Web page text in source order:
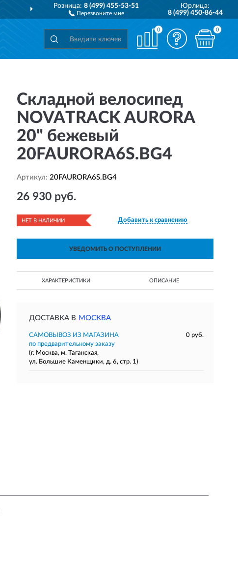
ДОСТАВИМ ПО ВСЕЙ РОССИИ
Розница:8 (499) 455-53-51
Перезвоните мне
Юрлица:
8 (499) 450-86-44
0 0
Складной велосипед
NOVATRACK AURORA
20" бежевый
20FAURORA6S.BG4
Артикул: 20FAURORA6S.BG4
26 930 руб.
НЕТ В НАЛИЧИИ Добавить к сравнению
УВЕДОМИТЬ О ПОСТУПЛЕНИИ
ХАРАКТЕРИСТИКИ ОПИСАНИЕ
ДОСТАВКА В МОСКВА
САМОВЫВОЗ ИЗ МАГАЗИНА
0 руб.
по предварительному заказу
(г. Москва, м. Таганская,
ул. Большие Каменщики, д. 6, стр. 1)